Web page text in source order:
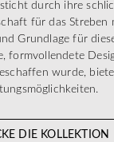
durch ihre
für das Streben
Grundlage für
formvollendete
wurde,
DIE KOLLEKTION